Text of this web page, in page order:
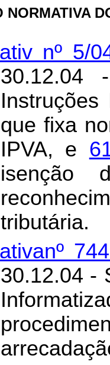
NORMATIVA
nº 5/
30.12.04
que fixa
IPVA, e
isenção
tributária.
30.12.04 -